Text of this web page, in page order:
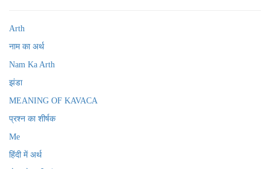
Arth
नाम का अर्थ
Nam Ka Arth
झंडा
MEANING OF KAVACA
प्रश्न का शीर्षक
Me
हिंदी में अर्थ